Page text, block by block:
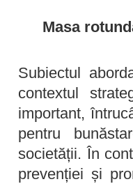
Masa
Subiectul
contextul
important,
pentru
societății. În
prevenției și